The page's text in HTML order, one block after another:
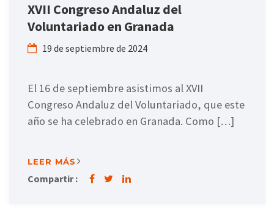
XVII Congreso Andaluz del
Voluntariado en Granada
19 de septiembre de 2024
El 16 de septiembre asistimos al XVII
Congreso Andaluz del Voluntariado, que este
año se ha celebrado en Granada. Como […]
LEER MÁS
Compartir :